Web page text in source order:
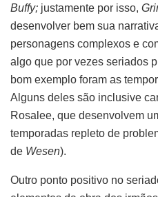
Buffy; justamente por isso,
desenvolver bem sua
personagens complexos e
algo que por vezes seriados
bom exemplo foram as
Alguns deles são inclusive
Rosalee, que desenvolvem
temporadas repleto de
de Wesen).
Outro ponto positivo no